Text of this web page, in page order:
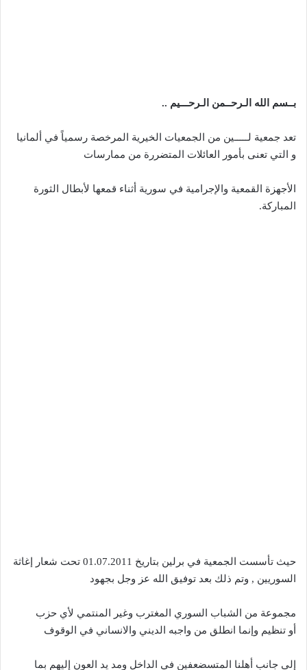
بــسم الله الـرحــمن الـرحـــيم ..
تعد جمعية لـــــين من الجمعيات الخيرية المرخصة رسمياً في ألمانيا
و التي تعنى بأمور العائلات المتضررة من ممارسات
الأجهزة القمعية والإجرامية في سورية أثناء قمعها لأبطال الثورة
المباركة.
حيث تأسست الجمعية في برلين بتاريخ 01.07.2011 تحت شعار إغاثة
السوريين , وتم ذلك بعد توفيق الله عز وجل بجهود
مجموعة من الشباب السوري المغترب وغير المنتمي لأي حزب
أو تنظيم وإنما انطلق من واجبه الديني والانساني في الوقوف
إلى جانب أهلنا المتسضعفين في الداخل ومد يد العون إليهم بما